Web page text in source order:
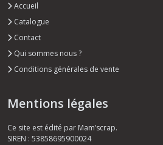
Accueil
Catalogue
Contact
Qui sommes nous ?
Conditions générales de vente
Mentions légales
Ce site est édité par Mam’scrap.
SIREN : 53858695900024